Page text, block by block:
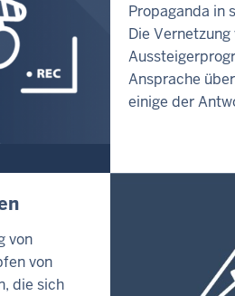
Propaganda in
Die
Ansprache
einige der
von
von
die sich